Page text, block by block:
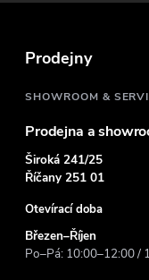
Prodejny
SHOWROOM &
Prodejna a
Široká 241/25
Říčany 251 01
Otevírací doba
Březen–Říjen
Po–Pá: 10:00–12:00 /